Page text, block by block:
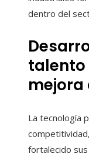
dentro del
talento
mejora
La tecnología
fortalecido